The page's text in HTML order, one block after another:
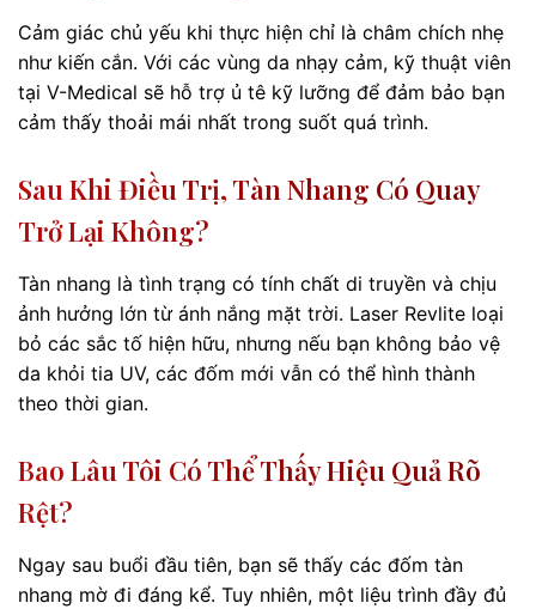
Cảm giác chủ yếu khi thực hiện chỉ là châm chích nhẹ
như kiến cắn. Với các vùng da nhạy cảm, kỹ thuật viên
tại V-Medical sẽ hỗ trợ ủ tê kỹ lưỡng để đảm bảo bạn
cảm thấy thoải mái nhất trong suốt quá trình.
Sau Khi Điều Trị, Tàn Nhang Có Quay
Trở Lại Không?
Tàn nhang là tình trạng có tính chất di truyền và chịu
ảnh hưởng lớn từ ánh nắng mặt trời. Laser Revlite loại
bỏ các sắc tố hiện hữu, nhưng nếu bạn không bảo vệ
da khỏi tia UV, các đốm mới vẫn có thể hình thành
theo thời gian.
Bao Lâu Tôi Có Thể Thấy Hiệu Quả Rõ
Rệt?
Ngay sau buổi đầu tiên, bạn sẽ thấy các đốm tàn
nhang mờ đi đáng kể. Tuy nhiên, một liệu trình đầy đủ